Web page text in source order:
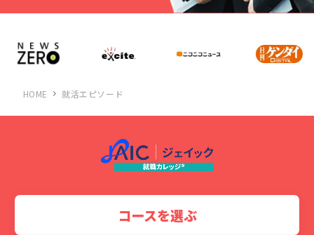
HOME 就活エピソード
コースを選ぶ